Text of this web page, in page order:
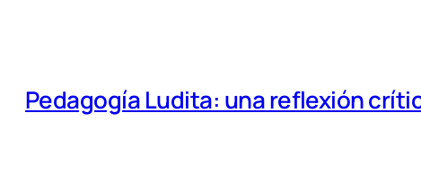
Pedagogía Ludita: una reflexión